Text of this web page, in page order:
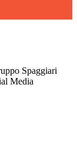
Spaggiari
Media